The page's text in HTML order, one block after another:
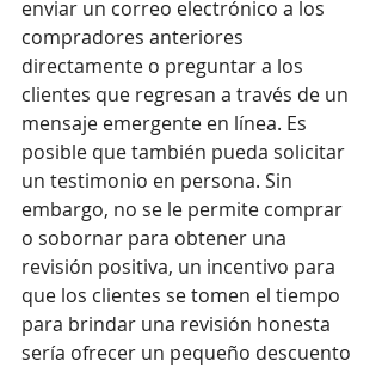
enviar un correo electrónico a los
compradores anteriores
directamente o preguntar a los
clientes que regresan a través de un
mensaje emergente en línea. Es
posible que también pueda solicitar
un testimonio en persona. Sin
embargo, no se le permite comprar
o sobornar para obtener una
revisión positiva, un incentivo para
que los clientes se tomen el tiempo
para brindar una revisión honesta
sería ofrecer un pequeño descuento